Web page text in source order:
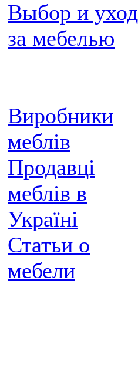
Выбор и уход
за мебелью
Виробники
меблів
Продавці
меблів в
Україні
Статьи о
мебели